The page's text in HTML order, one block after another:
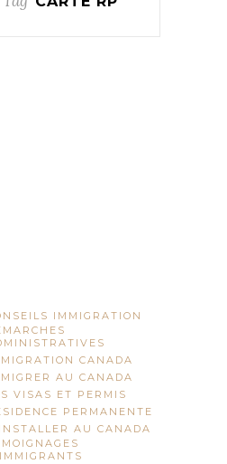
IMMIGRATION
CANADA
AU CANADA
VISAS ET PERMIS
PERMANENTE
AU CANADA